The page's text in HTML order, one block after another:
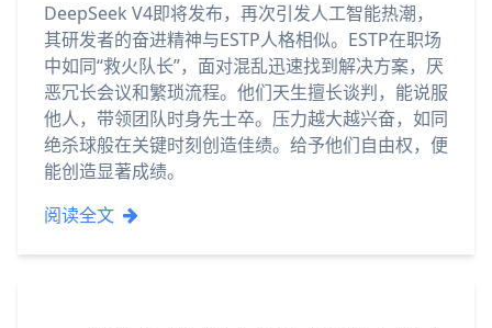
DeepSeek V4即将发布，再次引发人工智能热潮，
其研发者的奋进精神与ESTP人格相似。ESTP在职场
中如同“救火队长”，面对混乱迅速找到解决方案，厌
恶冗长会议和繁琐流程。他们天生擅长谈判，能说服
他人，带领团队时身先士卒。压力越大越兴奋，如同
绝杀球般在关键时刻创造佳绩。给予他们自由权，便
能创造显著成绩。
阅读全文